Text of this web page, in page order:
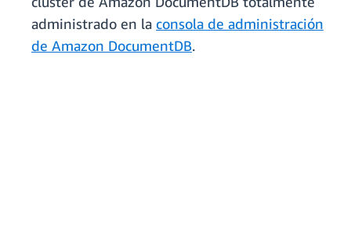
administrado en la consola de administración
de Amazon DocumentDB.